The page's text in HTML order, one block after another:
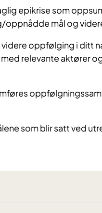
epikrise som
oppnådde mål og
oppfølging i ditt
relevante aktører
som blir satt ved